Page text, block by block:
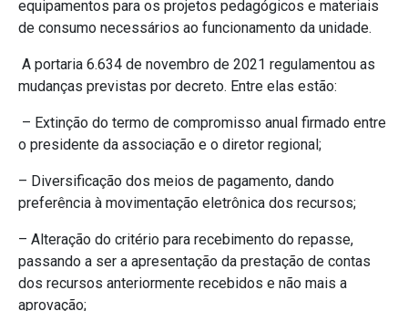
equipamentos para os projetos pedagógicos e materiais
de consumo necessários ao funcionamento da unidade.
A portaria 6.634 de novembro de 2021 regulamentou as
mudanças previstas por decreto. Entre elas estão:
– Extinção do termo de compromisso anual firmado entre
o presidente da associação e o diretor regional;
– Diversificação dos meios de pagamento, dando
preferência à movimentação eletrônica dos recursos;
– Alteração do critério para recebimento do repasse,
passando a ser a apresentação da prestação de contas
dos recursos anteriormente recebidos e não mais a
aprovação;